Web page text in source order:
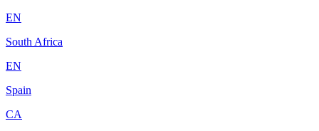
EN
South Africa
EN
Spain
CA